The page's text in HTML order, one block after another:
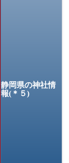
静岡県の神社情
報(＊５)